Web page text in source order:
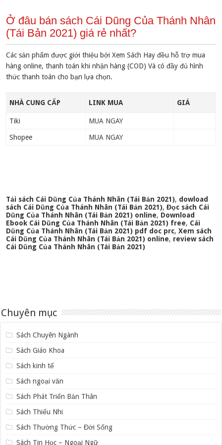
Ở đâu bán sách Cái Dũng Của Thánh Nhân
(Tái Bản 2021) giá rẻ nhất?
Các sản phẩm được giới thiệu bởi Xem Sách Hay đều hỗ trợ mua
hàng online, thanh toán khi nhận hàng (COD) Và có đầy đủ hình
thức thanh toán cho bạn lựa chọn.
NHÀ CUNG CẤP LINK MUA GIÁ
Tiki MUA NGAY
Shopee MUA NGAY
Tải sách Cái Dũng Của Thánh Nhân (Tái Bản 2021), dowload
sách Cái Dũng Của Thánh Nhân (Tái Bản 2021),Đọc sách Cái
Dũng Của Thánh Nhân (Tái Bản 2021) online, Download
Ebook Cái Dũng Của Thánh Nhân (Tái Bản 2021) free, Cái
Dũng Của Thánh Nhân (Tái Bản 2021) pdf doc prc,Xem sách
Cái Dũng Của Thánh Nhân (Tái Bản 2021) online, review sách
Cái Dũng Của Thánh Nhân (Tái Bản 2021)
Chuyên mục
Sách Chuyên Ngành
Sách Giáo Khoa
Sách kinh tế
Sách ngoại văn
Sách Phát Triển Bản Thân
Sách Thiếu Nhi
Sách Thường Thức – Đời Sống
Sách Tin Học – Ngoại Ngữ